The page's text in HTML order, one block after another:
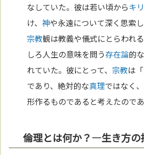
なしていた。彼は若い頃からキ
け、神や永遠について深く思索
宗教観は教義や儀式にとらわれ
しろ人生の意味を問う存在論的
れていた。彼にとって、 宗教は
であり、絶対的な真理ではなく
形作るものであると考えたのであ
倫理とは何か？—生き方の